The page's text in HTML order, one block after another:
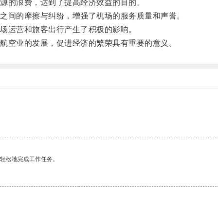
浪费，达到了提高经济效益的目的。
的摩擦与纠纷，增强了机场的服务质量和声誉。
营和旅客出行产生了积极的影响。
业的发展，促进经济的繁荣具有重要的意义。
松地完成工作任务。